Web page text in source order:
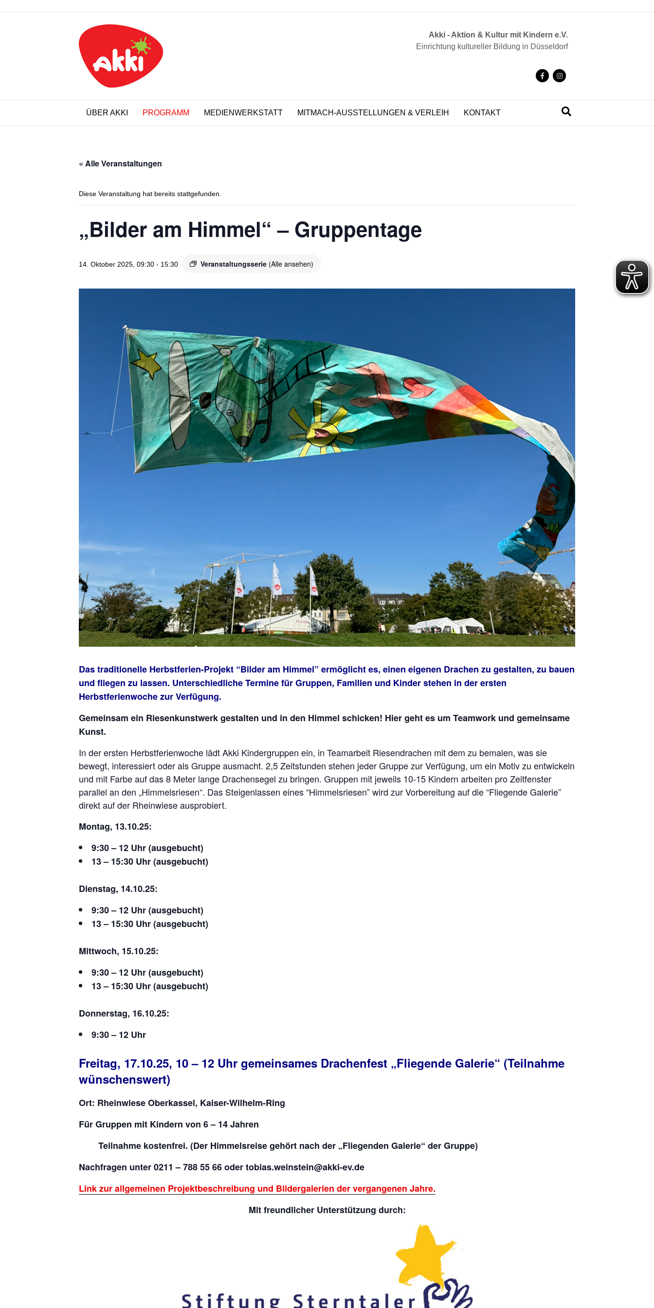
Akki - Aktion & Kultur mit Kindern e.V.
Einrichtung kultureller Bildung in Düsseldorf
F
c
s
t
ÜBER AKKI PROGRAMM MEDIENWERKSTATT MITMACH-AUSSTELLUNGEN & VERLEIH KONTAKT
« Alle Veranstaltungen
Diese Veranstaltung hat bereits stattgefunden.
„Bilder am Himmel“ – Gruppentage
14. Oktober 2025, 09:30 - 15:30 Veranstaltungsserie (Alle ansehen)
Das traditionelle Herbstferien-Projekt “Bilder am Himmel” ermöglicht es, einen eigenen Drachen zu gestalten, zu bauen
und fliegen zu lassen. Unterschiedliche Termine für Gruppen, Familien und Kinder stehen in der ersten
Herbstferienwoche zur Verfügung.
Gemeinsam ein Riesenkunstwerk gestalten und in den Himmel schicken! Hier geht es um Teamwork und gemeinsame
Kunst.
In der ersten Herbstferienwoche lädt Akki Kindergruppen ein, in Teamarbeit Riesendrachen mit dem zu bemalen, was sie
bewegt, interessiert oder als Gruppe ausmacht. 2,5 Zeitstunden stehen jeder Gruppe zur Verfügung, um ein Motiv zu entwickeln
und mit Farbe auf das 8 Meter lange Drachensegel zu bringen. Gruppen mit jeweils 10-15 Kindern arbeiten pro Zeitfenster
parallel an den „Himmelsriesen“. Das Steigenlassen eines “Himmelsriesen” wird zur Vorbereitung auf die “Fliegende Galerie”
direkt auf der Rheinwiese ausprobiert.
Montag, 13.10.25:
9:30 – 12 Uhr (ausgebucht)
13 – 15:30 Uhr (ausgebucht)
Dienstag, 14.10.25:
9:30 – 12 Uhr (ausgebucht)
13 – 15:30 Uhr (ausgebucht)
Mittwoch, 15.10.25:
9:30 – 12 Uhr (ausgebucht)
13 – 15:30 Uhr (ausgebucht)
Donnerstag, 16.10.25:
9:30 – 12 Uhr
Freitag, 17.10.25, 10 – 12 Uhr gemeinsames Drachenfest „Fliegende Galerie“ (Teilnahme
wünschenswert)
Ort: Rheinwiese Oberkassel, Kaiser-Wilhelm-Ring
Für Gruppen mit Kindern von 6 – 14 Jahren
Teilnahme kostenfrei. (Der Himmelsreise gehört nach der „Fliegenden Galerie“ der Gruppe)
Nachfragen unter 0211 – 788 55 66 oder tobias.weinstein@akki-ev.de
Link zur allgemeinen Projektbeschreibung und Bildergalerien der vergangenen Jahre.
Mit freundlicher Unterstützung durch: